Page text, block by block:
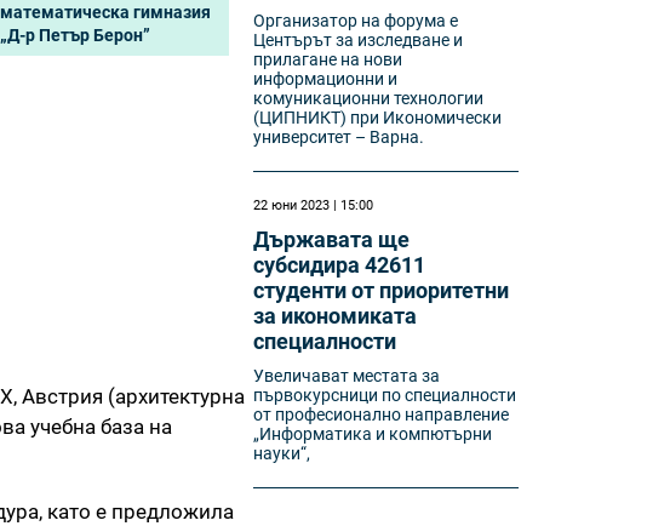
математическа гимназия
„Д-р Петър Берон”
Австрия (архитектурна
учебна база на
като е предложила
Организатор на форума е
Центърът за изследване и
прилагане на нови
информационни и
комуникационни технологии
(ЦИПНИКТ) при Икономически
университет – Варна.
22 юни 2023 | 15:00
Държавата ще
субсидира 42611
студенти от приоритетни
за икономиката
специалности
Увеличават местата за
първокурсници по специалности
от професионално направление
„Информатика и компютърни
науки“,